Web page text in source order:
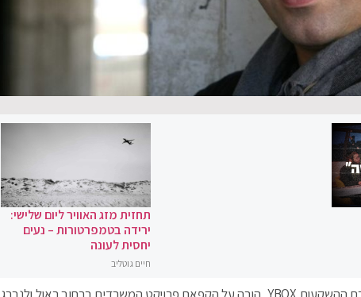
תחזית מזג האוויר ליום שלישי:
ירידה בטמפרטורות – נעים
יחסית לעונה
חיים גוטליב